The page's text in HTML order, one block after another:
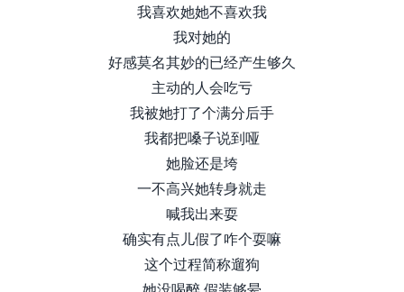
我喜欢她她不喜欢我
我对她的
好感莫名其妙的已经产生够久
主动的人会吃亏
我被她打了个满分后手
我都把嗓子说到哑
她脸还是垮
一不高兴她转身就走
喊我出来耍
确实有点儿假了咋个耍嘛
这个过程简称遛狗